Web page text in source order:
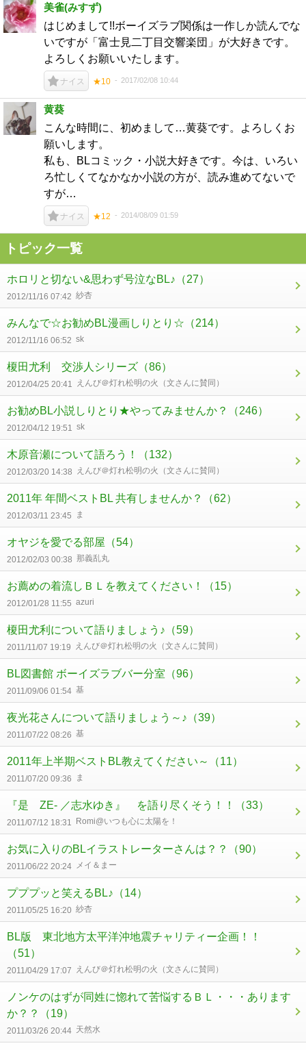
美雀(みすず)
はじめまして!!ボーイズラブ関係は一作しか読んでな
いですが「富士見二丁目交響楽団」が大好きです。
よろしくお願いいたします。
ナイス ★10 2017/02/08 10:44
黄葵
こんな時間に、初めまして…黄葵です。よろしくお
願いします。
私も、BLコミック・小説大好きです。今は、いろい
ろ忙しくてなかなか小説の方が、読み進めてないで
すが…
ナイス ★12 2014/08/09 01:59
トピック一覧
ホロリと切ない&思わず号泣なBL♪ （27）
2012/11/16 07:42 紗杏
みんなで☆お勧めBL漫画しりとり☆ （214）
2012/11/16 06:52 sk
榎田尤利 交渉人シリーズ （86）
2012/04/25 20:41 えんび＠灯れ松明の火（文さんに賛同）
お勧めBL小説しりとり★やってみませんか？ （246）
2012/04/12 19:51 sk
木原音瀬について語ろう！ （132）
2012/03/20 14:38 えんび＠灯れ松明の火（文さんに賛同）
2011年 年間ベストBL 共有しませんか？ （62）
2012/03/11 23:45 ま
オヤジを愛でる部屋 （54）
2012/02/03 00:38 那義乱丸
お薦めの着流しＢＬを教えてください！ （15）
2012/01/28 11:55 azuri
榎田尤利について語りましょう♪ （59）
2011/11/07 19:19 えんび＠灯れ松明の火（文さんに賛同）
BL図書館 ボーイズラブバー分室 （96）
2011/09/06 01:54 基
夜光花さんについて語りましょう～♪ （39）
2011/07/22 08:26 基
2011年上半期ベストBL教えてください～ （11）
2011/07/20 09:36 ま
『是 ZE- ／志水ゆき』 を語り尽くそう！！ （33）
2011/07/12 18:31 Romi@いつも心に太陽を！
お気に入りのBLイラストレーターさんは？？ （90）
2011/06/22 20:24 メイ＆まー
プププッと笑えるBL♪ （14）
2011/05/25 16:20 紗杏
BL版 東北地方太平洋沖地震チャリティー企画！！
（51）
2011/04/29 17:07 えんび＠灯れ松明の火（文さんに賛同）
ノンケのはずが同姓に惚れて苦悩するＢＬ・・・あります
か？？
（19）
2011/03/26 20:44 天然水